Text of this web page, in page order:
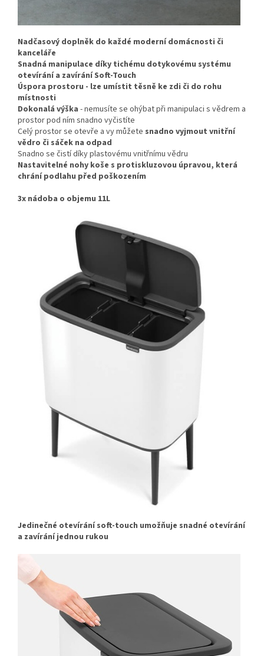
Nadčasový doplněk do každé moderní domácnosti či
kanceláře
Snadná manipulace díky tichému dotykovému systému
otevírání a zavírání Soft-Touch
Úspora prostoru - lze umístit těsně ke zdi či do rohu
místnosti
Dokonalá výška - nemusíte se ohýbat při manipulaci s vědrem a
prostor pod ním snadno vyčistíte
Celý prostor se otevře a vy můžete snadno vyjmout vnitřní
vědro či sáček na odpad
Snadno se čistí díky plastovému vnitřnímu vědru
Nastavitelné nohy koše s protiskluzovou úpravou, která
chrání podlahu před poškozením
3x nádoba o objemu 11L
Jedinečné otevírání soft-touch umožňuje snadné otevírání
a zavírání jednou rukou